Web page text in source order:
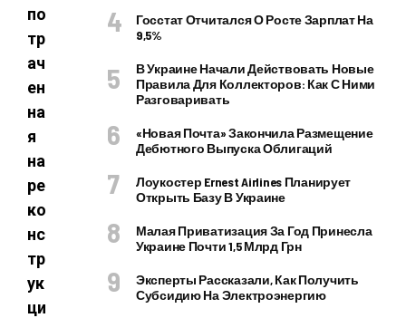
по
тр
ач
ен
на
я
на
ре
ко
нс
тр
ук
ци
Госстат Отчитался О Росте Зарплат На
9,5%
В Украине Начали Действовать Новые
Правила Для Коллекторов: Как С Ними
Разговаривать
«Новая Почта» Закончила Размещение
Дебютного Выпуска Облигаций
Лоукостер Ernest Airlines Планирует
Открыть Базу В Украине
Малая Приватизация За Год Принесла
Украине Почти 1,5 Млрд Грн
Эксперты Рассказали, Как Получить
Субсидию На Электроэнергию